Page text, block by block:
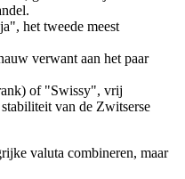
het tweede meest
verwant aan het paar
of "Swissy", vrij
van de Zwitserse
valuta combineren, maar